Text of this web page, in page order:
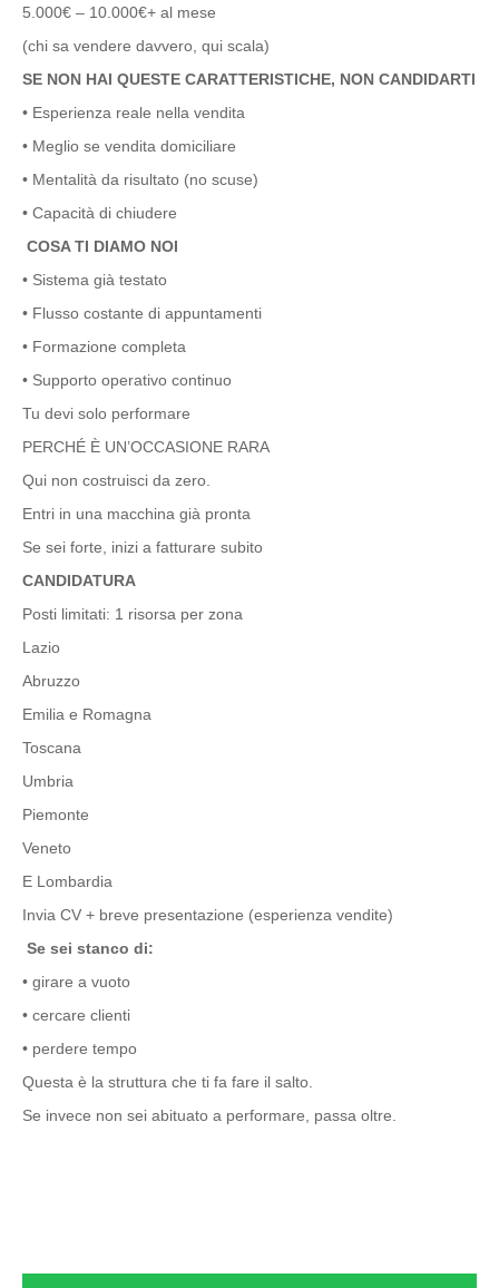
5.000€ – 10.000€+ al mese
(chi sa vendere davvero, qui scala)
SE NON HAI QUESTE CARATTERISTICHE, NON CANDIDARTI
• Esperienza reale nella vendita
• Meglio se vendita domiciliare
• Mentalità da risultato (no scuse)
• Capacità di chiudere
COSA TI DIAMO NOI
• Sistema già testato
• Flusso costante di appuntamenti
• Formazione completa
• Supporto operativo continuo
Tu devi solo performare
PERCHÉ È UN’OCCASIONE RARA
Qui non costruisci da zero.
Entri in una macchina già pronta
Se sei forte, inizi a fatturare subito
CANDIDATURA
Posti limitati: 1 risorsa per zona
Lazio
Abruzzo
Emilia e Romagna
Toscana
Umbria
Piemonte
Veneto
E Lombardia
Invia CV + breve presentazione (esperienza vendite)
Se sei stanco di:
• girare a vuoto
• cercare clienti
• perdere tempo
Questa è la struttura che ti fa fare il salto.
Se invece non sei abituato a performare, passa oltre.